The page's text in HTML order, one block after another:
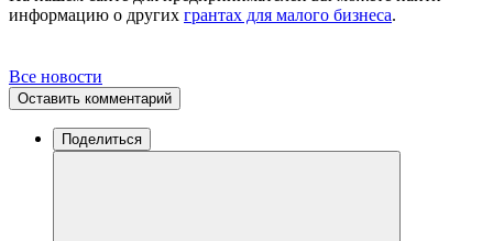
информацию о других грантах для малого бизнеса.
Все новости
Оставить комментарий
Поделиться